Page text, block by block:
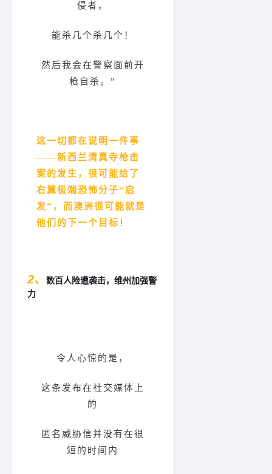
侵者，
能杀几个杀几个！
然后我会在警察面前开
枪自杀。”
这一切都在说明一件事
——新西兰清真寺枪击
案的发生，很可能给了
右翼极端恐怖分子“启
发”，而澳洲很可能就是
他们的下一个目标！
2、
数百人险遭袭击，维州加强警
力
令人心惊的是，
这条发布在社交媒体上
的
匿名威胁信并没有在很
短的时间内